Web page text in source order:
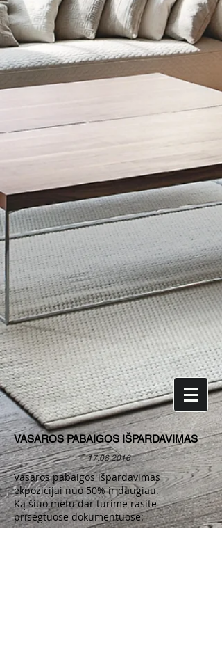
VASAROS PABAIGOS IŠPARDAVIMAS
17.08.2016
Vasaros pabaigos išpardavimas
ekpozicijai nuo 50% ir daugiau.
Ką šiuo metu dar turime rasite
prisegtuose dokumentuose: